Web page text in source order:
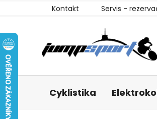
Kontakt Servis -
Cyklistika